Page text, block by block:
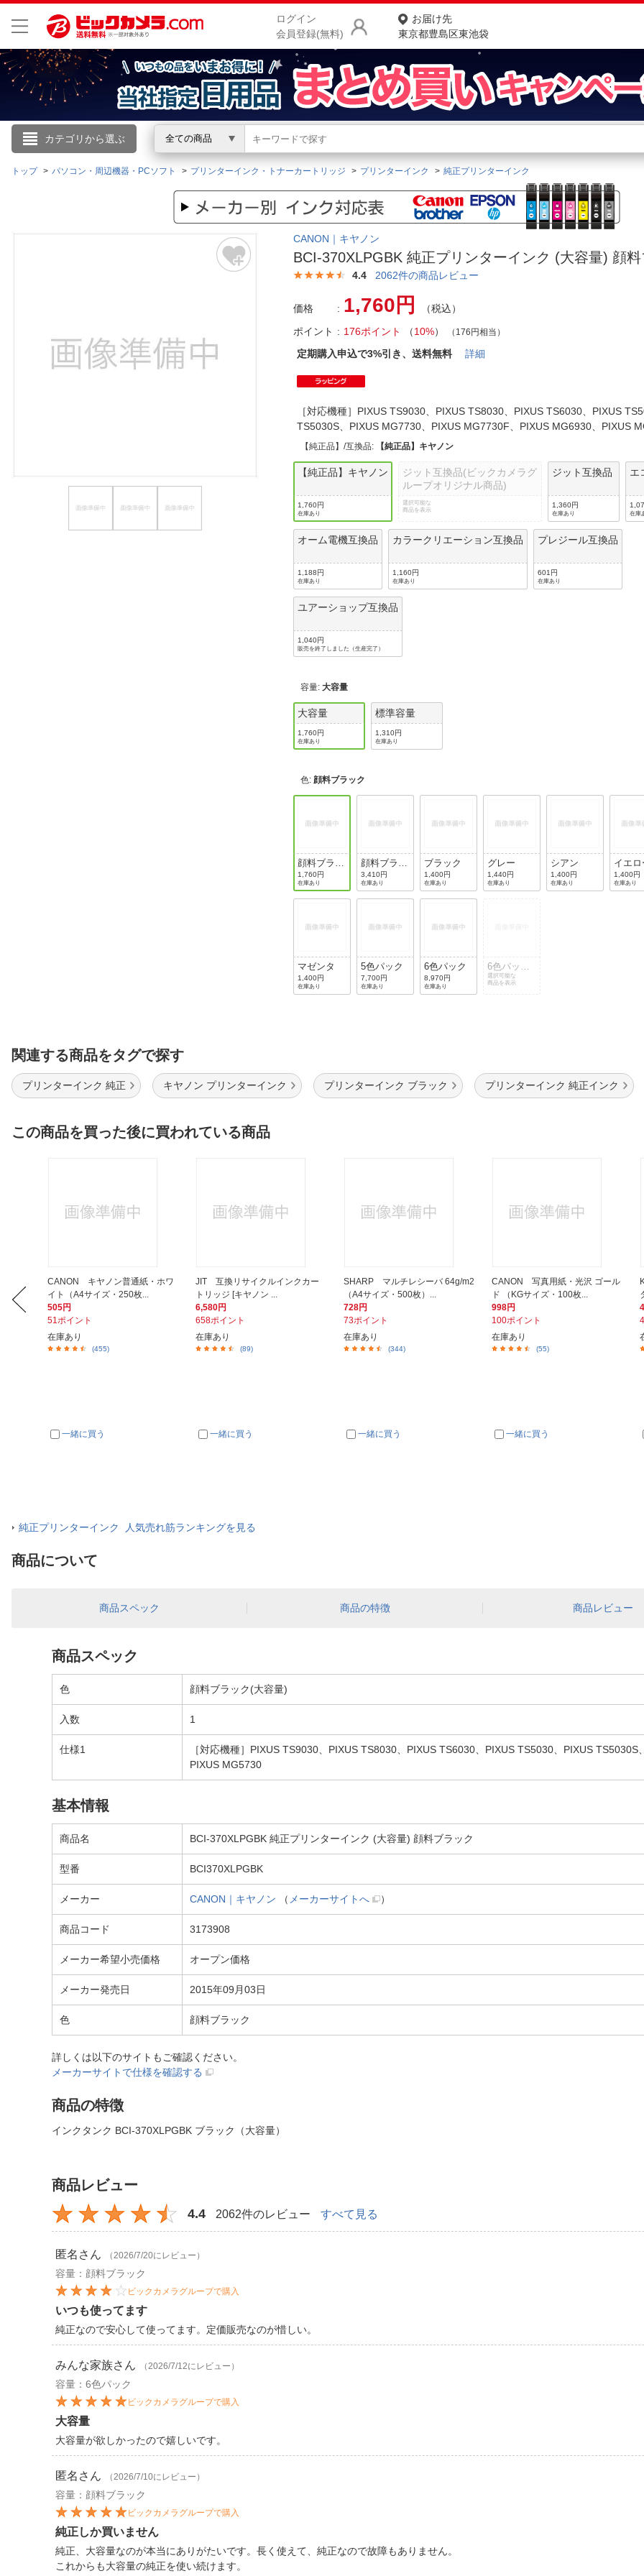
ログイン
会員登録(無料)
お届け先
東京都豊島区東池袋
カテゴリから選ぶ 全ての商品
こんにちは
ログイン
新規会員登録
ほしいもの
お知らせ
商品をさがす
ランキングからさがす
お客様サポート
ご利用ガイド
よくある質問・お問合せ
ご利用規約
トップ パソコン・周辺機器・PCソフト プリンターインク・トナーカートリッジ プリンターインク 純正プリンターインク
CANON｜キヤノン
BCI-370XLPGBK 純正プリンターインク (大容量) 顔
4.4 2062件の商品レビュー
価格 1,760円
（税込）
ポイント
176ポイント （10%） （176円相当）
定期購入申込で3%引き、送料無料詳細
［対応機種］PIXUS TS9030、PIXUS TS8030、PIXUS TS6030、PIXUS
TS5030S、PIXUS MG7730、PIXUS MG7730F、PIXUS MG6930、
【純正品】/互換品: 【純正品】キヤノン
【純正品】キヤノン
1,760円
在庫あり
ジット互換品(ビックカメラグ
ループオリジナル商品)
選択可能な
商品を表示
ジット互換品
1,360円
在庫あり
エ
在庫
オーム電機互換品
1,188円
在庫あり
カラークリエーション互換品
1,160円
在庫あり
プレジール互換品
601円
在庫あり
ユアーショップ互換品
1,040円
販売を終了しました（生産完了）
容量:大容量
大容量
1,760円
在庫あり
標準容量
1,310円
在庫あり
色:顔料ブラック
顔料ブラッ
ク
1,760円
在庫あり
顔料ブラッ
ク(2個パッ
ク)
3,410円
在庫あり
ブラック
1,400円
在庫あり
グレー
1,440円
在庫あり
シアン
1,400円
在庫あり
イエロ
1,400円
在庫あり
マゼンタ
1,400円
在庫あり
5色パック
7,700円
在庫あり
6色パック
8,970円
在庫あり
6色パック
(旧パッケ
選択可能な
商品を表示
関連する商品をタグで探す
プリンターインク 純正 キヤノン プリンターインク プリンターインク ブラック プリンターインク 純正インク
この商品を買った後に買われている商品
CANON キヤノン普通紙・ホワ
イト（A4サイズ・250枚...
505円
51ポイント
在庫あり
(455)
一緒に買う
JIT 互換リサイクルインクカー
トリッジ [キヤノン ...
6,580円
658ポイント
在庫あり
(89)
一緒に買う
SHARP マルチレシーバ 64g/m2
（A4サイズ・500枚）...
728円
73ポイント
在庫あり
(344)
一緒に買う
CANON 写真用紙・光沢 ゴール
ド （KGサイズ・100枚...
998円
100ポイント
在庫あり
(55)
一緒に買う
純正プリンターインク 人気売れ筋ランキングを見る
商品について
商品スペック 商品の特徴 商品レビュー
商品スペック
色 顔料ブラック(大容量)
入数 1
仕様1
［対応機種］PIXUS TS9030、PIXUS TS8030、PIXUS TS6030、PIXUS TS5030、PIXUS
PIXUS MG5730
基本情報
商品名 BCI-370XLPGBK 純正プリンターインク (大容量) 顔料ブラック
型番 BCI370XLPGBK
メーカー CANON｜キヤノン （ メーカーサイトへ ）
商品コード 3173908
メーカー希望小売価格 オープン価格
メーカー発売日 2015年09月03日
色 顔料ブラック
詳しくは以下のサイトもご確認ください。
メーカーサイトで仕様を確認する
商品の特徴
インクタンク BCI-370XLPGBK ブラック（大容量）
商品レビュー
4.4 2062件のレビュー すべて見る
匿名 さん （2026/7/20にレビュー）
容量：顔料ブラック
ビックカメラグループで購入
いつも使ってます
純正なので安心して使ってます。定価販売なのが惜しい。
みんな家族さん （2026/7/12にレビュー）
容量：6色パック
ビックカメラグループで購入
大容量
大容量が欲しかったので嬉しいです。
匿名 さん （2026/7/10にレビュー）
容量：顔料ブラック
ビックカメラグループで購入
純正しか買いません
純正、大容量なのが本当にありがたいです。長く使えて、純正なので故障もありません。
これからも大容量の純正を使い続けます。